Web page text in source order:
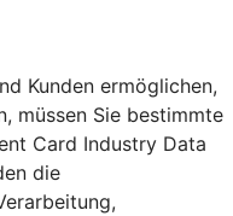
Kunden ermöglichen,
müssen Sie bestimmte
Card Industry Data
die